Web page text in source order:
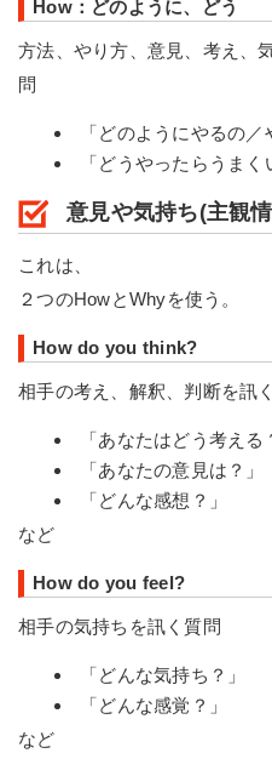
How：どのように、どう
方法、やり方、意見、考え、
問
「どのようにやるの／
「どうやったらうま
意見や気持ち(主観
これは、
２つのHowとWhyを使う。
How do you think?
相手の考え、解釈、判断を訊
「あなたはどう考える
「あなたの意見は？」
「どんな感想？」
など
How do you feel?
相手の気持ちを訊く質問
「どんな気持ち？」
「どんな感覚？」
など